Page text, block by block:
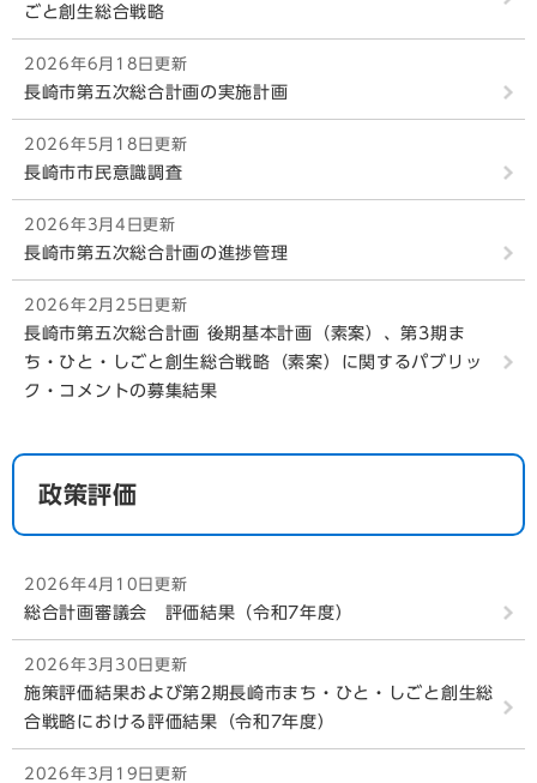
ごと創生総合戦略
2026年6月18日更新
長崎市第五次総合計画の実施計画
2026年5月18日更新
長崎市市民意識調査
2026年3月4日更新
長崎市第五次総合計画の進捗管理
2026年2月25日更新
長崎市第五次総合計画 後期基本計画（素案）、第3期ま
ち・ひと・しごと創生総合戦略（素案）に関するパブリッ
ク・コメントの募集結果
政策評価
2026年4月10日更新
総合計画審議会 評価結果（令和7年度）
2026年3月30日更新
施策評価結果および第2期長崎市まち・ひと・しごと創生総
合戦略における評価結果（令和7年度）
2026年3月19日更新